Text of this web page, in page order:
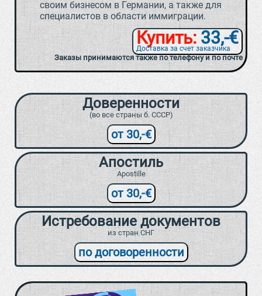
своим бизнесом в Германии, а также для
специалистов в области иммиграции.
Купить: 33,-€
Доставка за счет заказчика
Заказы принимаются также по телефону и по почте
Доверенности
(во все страны б. СССР)
от 30,-€
Апостиль
Apostille
от 30,-€
Истребование документов
из стран СНГ
по договоренности